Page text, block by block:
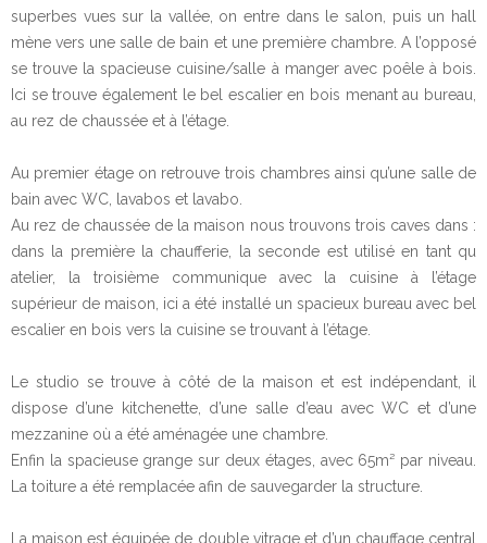
superbes vues sur la vallée, on entre dans le salon, puis un hall
mène vers une salle de bain et une première chambre. A l’opposé
se trouve la spacieuse cuisine/salle à manger avec poêle à bois.
Ici se trouve également le bel escalier en bois menant au bureau,
au rez de chaussée et à l’étage.
Au premier étage on retrouve trois chambres ainsi qu’une salle de
bain avec WC, lavabos et lavabo.
Au rez de chaussée de la maison nous trouvons trois caves dans :
dans la première la chaufferie, la seconde est utilisé en tant qu
atelier, la troisième communique avec la cuisine à l’étage
supérieur de maison, ici a été installé un spacieux bureau avec bel
escalier en bois vers la cuisine se trouvant à l’étage.
Le studio se trouve à côté de la maison et est indépendant, il
dispose d’une kitchenette, d’une salle d’eau avec WC et d’une
mezzanine où a été aménagée une chambre.
Enfin la spacieuse grange sur deux étages, avec 65m² par niveau.
La toiture a été remplacée afin de sauvegarder la structure.
La maison est équipée de double vitrage et d’un chauffage central